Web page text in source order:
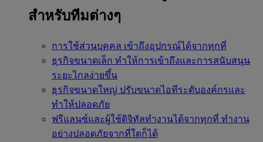
สำหรับทีมต่างๆ
การใช้ส่วนบุคคล เข้าถึงอุปกรณ์ได้จากทุกที่
ธุรกิจขนาดเล็ก ทำให้การเข้าถึงและการสนับสนุน
ระยะไกลง่ายขึ้น
ธุรกิจขนาดใหญ่ ปรับขนาดไอทีระดับองค์กรและ
ทำให้ปลอดภัย
ฟรีแลนซ์และผู้ใช้ดิจิทัลทำงานได้จากทุกที่ ทำงาน
อย่างปลอดภัยจากที่ใดก็ได้